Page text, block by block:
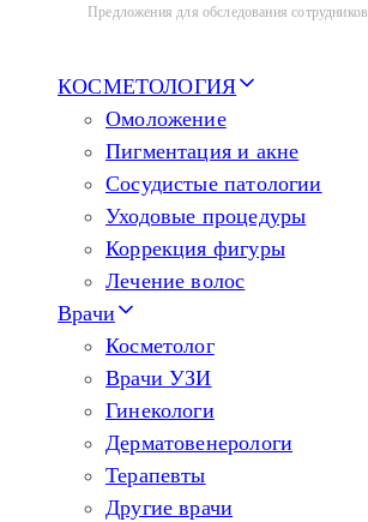
Предложения для обследования сотрудников
КОСМЕТОЛОГИЯ
Омоложение
Пигментация и акне
Сосудистые патологии
Уходовые процедуры
Коррекция фигуры
Лечение волос
Врачи
Косметолог
Врачи УЗИ
Гинекологи
Дерматовенерологи
Терапевты
Другие врачи